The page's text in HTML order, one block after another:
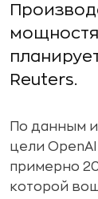
Reuters.
По данным
цели
примерно
которой